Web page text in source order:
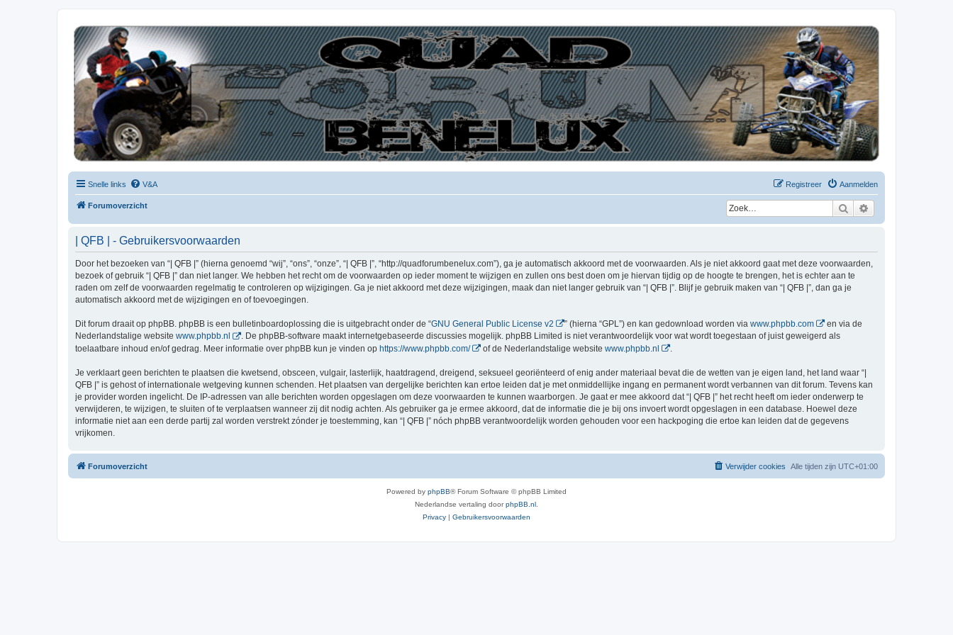
| QFB |
Hét quadforum van de Benelux
Snelle links V&A Aanmelden
Registreer
Forumoverzicht Zoek
| QFB | - Gebruikersvoorwaarden
Door het bezoeken van “| QFB |” (hierna genoemd “wij”, “ons”, “onze”, “| QFB |”, “http://quadforumbenelux.com”), ga je automatisch akkoord met de voorwaarden. Als je niet akkoord gaat met deze voorwaarden,
bezoek of gebruik “| QFB |” dan niet langer. We hebben het recht om de voorwaarden op ieder moment te wijzigen en zullen ons best doen om je hiervan tijdig op de hoogte te brengen, het is echter aan te
raden om zelf de voorwaarden regelmatig te controleren op wijzigingen. Ga je niet akkoord met deze wijzigingen, maak dan niet langer gebruik van “| QFB |”. Blijf je gebruik maken van “| QFB |”, dan ga je
automatisch akkoord met de wijzigingen en of toevoegingen.
Dit forum draait op phpBB. phpBB is een bulletinboardoplossing die is uitgebracht onder de “GNU General Public License v2 ” (hierna “GPL”) en kan gedownload worden via www.phpbb.com
en via de
Nederlandstalige website www.phpbb.nl
. De phpBB-software maakt internetgebaseerde discussies mogelijk. phpBB Limited is niet verantwoordelijk voor wat wordt toegestaan of juist geweigerd als
toelaatbare inhoud en/of gedrag. Meer informatie over phpBB kun je vinden op https://www.phpbb.com/ of de Nederlandstalige website www.phpbb.nl
Je verklaart geen berichten te plaatsen die kwetsend, obsceen, vulgair, lasterlijk, haatdragend, dreigend, seksueel georiënteerd of enig ander materiaal bevat die de wetten van je eigen land, het land waar “|
QFB |” is gehost of internationale wetgeving kunnen schenden. Het plaatsen van dergelijke berichten kan ertoe leiden dat je met onmiddellijke ingang en permanent wordt verbannen van dit forum. Tevens kan
je provider worden ingelicht. De IP-adressen van alle berichten worden opgeslagen om deze voorwaarden te kunnen waarborgen. Je gaat er mee akkoord dat “| QFB |” het recht heeft om ieder onderwerp te
verwijderen, te wijzigen, te sluiten of te verplaatsen wanneer zij dit nodig achten. Als gebruiker ga je ermee akkoord, dat de informatie die je bij ons invoert wordt opgeslagen in een database. Hoewel deze
informatie niet aan een derde partij zal worden verstrekt zónder je toestemming, kan “| QFB |” nóch phpBB verantwoordelijk worden gehouden voor een hackpoging die ertoe kan leiden dat de gegevens
vrijkomen.
Forumoverzicht Alle tijden zijn UTC+01:00
Verwijder cookies
Powered by phpBB® Forum Software © phpBB Limited
Nederlandse vertaling doorphpBB.nl
Privacy | Gebruikersvoorwaarden